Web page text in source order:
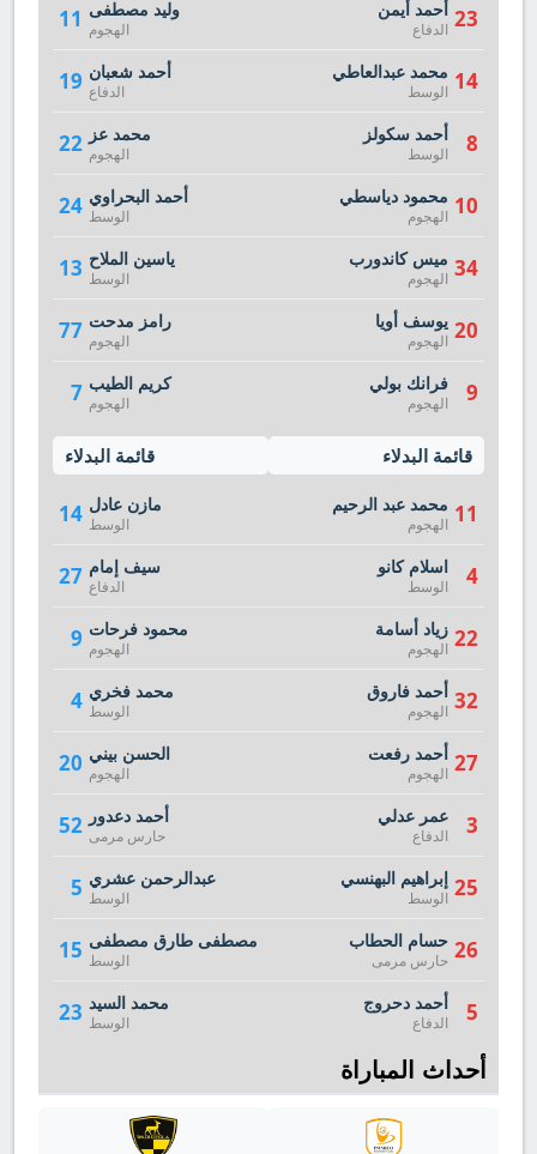
11 وليد مصطفى
الهجوم
19 أحمد شعبان
الدفاع
22 محمد عز
الهجوم
24 أحمد البحراوي
الوسط
13 ياسين الملاح
الوسط
77 رامز مدحت
الهجوم
7 كريم الطيب
الهجوم
قائمة البدلاء
14 مازن عادل
الوسط
27 سيف إمام
الدفاع
9 محمود فرحات
الهجوم
4 محمد فخري
الوسط
20 الحسن بيني
الهجوم
52 أحمد دعدور
حارس مرمى
5 عبدالرحمن عشري
الوسط
15 مصطفى طارق مصطفى
الوسط
23 محمد السيد
الوسط
23 أحمد أيمن
الدفاع
14 محمد عبدالعاطي
الوسط
8 أحمد سكولز
الوسط
10 محمود دياسطي
الهجوم
34 ميس كاندورب
الهجوم
20 يوسف أويا
الهجوم
9 فرانك بولي
الهجوم
قائمة البدلاء
11 محمد عبد الرحيم
الهجوم
4 اسلام كانو
الوسط
22 زياد أسامة
الهجوم
32 أحمد فاروق
الهجوم
27 أحمد رفعت
الهجوم
3 عمر عدلي
الدفاع
25 إبراهيم البهنسي
الوسط
26 حسام الحطاب
حارس مرمى
5 أحمد دحروج
الدفاع
أحداث المباراة